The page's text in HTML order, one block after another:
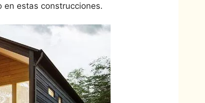
en estas construcciones.